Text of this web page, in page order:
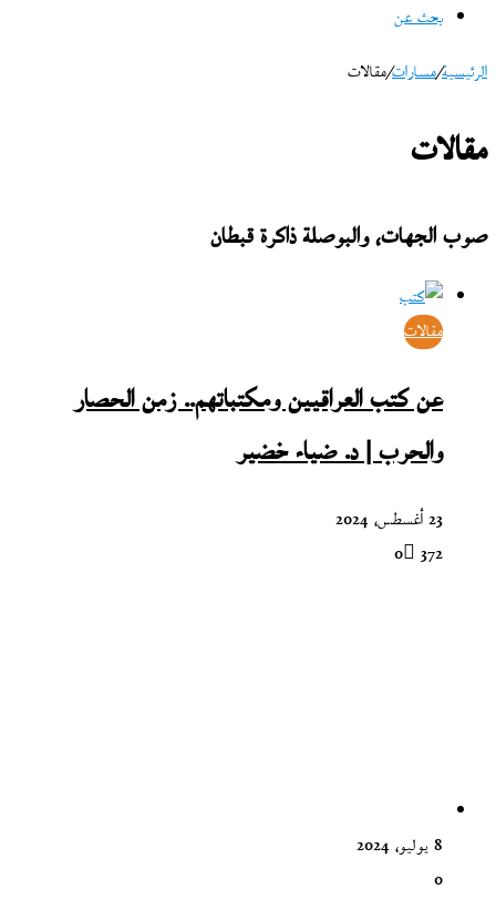
بحث عن
الرئيسية/مسارات/مقالات
مقالات
صوب الجهات، والبوصلة ذاكرة قبطان
مقالات
عن كتب العراقيين ومكتباتهم.. زمن الحصار
والحرب | د. ضياء خضير
23 أغسطس، 2024
0 372
8 يوليو، 2024
0